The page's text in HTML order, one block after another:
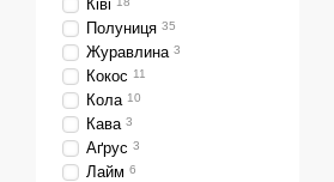
Ківі
Полуниця 35
Журавлина 3
Кокос 11
Кола 10
Кава 3
Аґрус 3
Лайм 6